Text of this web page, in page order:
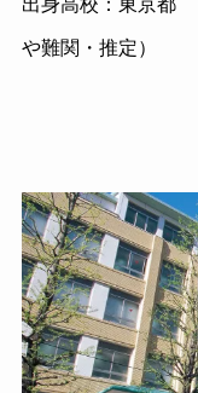
出身高校：東京都
や難関・推定）